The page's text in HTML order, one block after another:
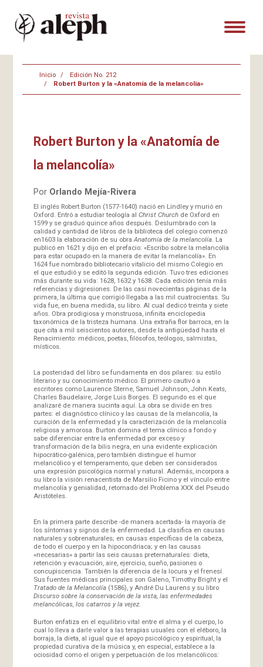
Inicio
Edición No. 212
Robert Burton y la «Anatomía de la melancolía»
Robert Burton y la «Anatomía de
la melancolía»
Por Orlando Mejía-Rivera
El inglés Robert Burton (1577-1640) nació en Lindley y murió en
Oxford. Entró a estudiar teología al Christ Churchde Oxford en
1599 y se graduó quince años después. Deslumbrado con la
calidad y cantidad de libros de la biblioteca del colegio comenzó
en1603 la elaboración de su obra Anatomía de la melancolía. La
publicó en 1621 y dijo en el prefacio: «Escribo sobre la melancolía
para estar ocupado en la manera de evitar la melancolía». En
1624 fue nombrado bibliotecario vitalicio del mismo Colegio en
el que estudió y se editó la segunda edición. Tuvo tres ediciones
más durante su vida: 1628, 1632 y 1638. Cada edición tenía más
referencias y digresiones. De las casi novecientas páginas de la
primera, la última que corrigió llegaba a las mil cuatrocientas. Su
vida fue, en buena medida, su libro. Al cual dedicó treinta y siete
años. Obra prodigiosa y monstruosa, infinita enciclopedia
taxonómica de la tristeza humana. Una extraña flor barroca, en la
que cita a mil seiscientos autores, desde la antigüedad hasta el
Renacimiento: médicos, poetas, filósofos, teólogos, salmistas,
místicos.
La posteridad del libro se fundamenta en dos pilares: su estilo
literario y su conocimiento médico. El primero cautivó a
escritores como Laurence Sterne, Samuel Johnson, John Keats,
Charles Baudelaire, Jorge Luis Borges. El segundo es el que
analizaré de manera sucinta aquí. La obra se divide en tres
partes: el diagnóstico clínico y las causas de la melancolía, la
curación de la enfermedad y la caracterización de la melancolía
religiosa y amorosa. Burton domina el tema clínico a fondo y
sabe diferenciar entre la enfermedad por exceso y
transformación de la bilis negra, en una evidente explicación
hipocrático-galénica, pero también distingue el humor
melancólico y el temperamento, que deben ser considerados
una expresión psicológica normal y natural. Además, incorpora a
su libro la visión renacentista de Marsilio Ficino y el vínculo entre
melancolía y genialidad, retomado del Problema XXX del Pseudo
Aristóteles.
En la primera parte describe -de manera acertada- la mayoría de
los síntomas y signos de la enfermedad. La clasifica en causas
naturales y sobrenaturales; en causas específicas de la cabeza,
de todo el cuerpo y en la hipocondriaca; y en las causas
«necesarias» a partir las seis causas preternaturales: dieta,
retención y evacuación, aire, ejercicio, sueño, pasiones o
concupiscencia. También la diferencia de la locura y el frenesí.
Sus fuentes médicas principales son Galeno, Timothy Bright y el
Tratado de la Melancolía(1586), y André Du Laurens y su libro
Discurso sobre la conservación de la vista, las enfermedades
melancólicas, los catarros y la vejez.
Burton enfatiza en el equilibrio vital entre el alma y el cuerpo, lo
cual lo lleva a darle valor a las terapias usuales con el eléboro, la
borraja, la dieta, al igual que el apoyo psicológico y espiritual, la
propiedad curativa de la música y, en especial, establece a la
ociosidad como el origen y perpetuación de los melancólicos: